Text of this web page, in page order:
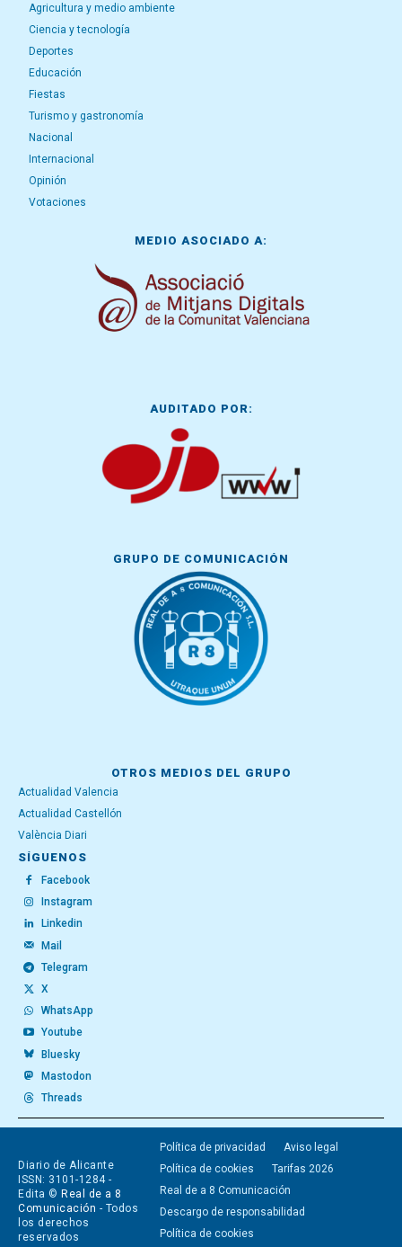
Agricultura y medio ambiente
Ciencia y tecnología
Deportes
Educación
Fiestas
Turismo y gastronomía
Nacional
Internacional
Opinión
Votaciones
MEDIO ASOCIADO A:
AUDITADO POR:
GRUPO DE COMUNICACIÓN
OTROS MEDIOS DEL GRUPO
Actualidad Valencia
Actualidad Castellón
València Diari
SÍGUENOS
Facebook
Instagram
Linkedin
Mail
Telegram
X
WhatsApp
Youtube
Bluesky
Mastodon
Threads
Diario de Alicante
ISSN: 3101-1284 -
Edita © Real de a 8
Comunicación - Todos
los derechos
reservados
Política de privacidad
Aviso legal
Política de cookies
Tarifas 2026
Real de a 8 Comunicación
Descargo de responsabilidad
Política de cookies